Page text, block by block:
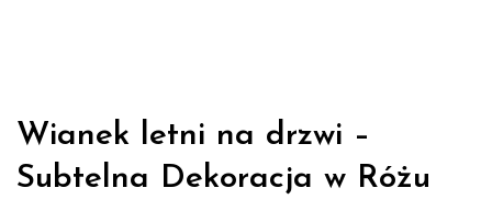
Wianek letni na drzwi –
Subtelna Dekoracja w Różu